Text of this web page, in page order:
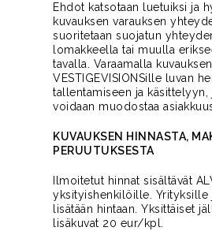
Ehdot katsotaan luetuiksi ja
kuvauksen varauksen
suoritetaan suojatun
lomakkeella tai muulla
tavalla. Varaamalla
VESTIGEVISIONSille luvan
tallentamiseen ja käsittelyyn,
voidaan muodostaa
KUVAUKSEN HINNASTA,
PERUUTUKSESTA
Ilmoitetut hinnat sisältävät
yksityishenkilöille. Yrityksille
lisätään hintaan. Yksittäiset
lisäkuvat 20 eur/kpl.